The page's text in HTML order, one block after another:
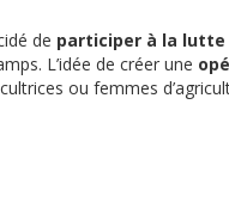
de participer à la
L’idée de créer une
ou femmes